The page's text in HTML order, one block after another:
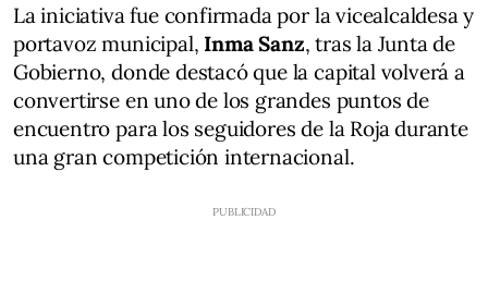
La iniciativa fue confirmada por la vicealcaldesa y
portavoz municipal, Inma Sanz, tras la Junta de
Gobierno, donde destacó que la capital volverá a
convertirse en uno de los grandes puntos de
encuentro para los seguidores de la Roja durante
una gran competición internacional.